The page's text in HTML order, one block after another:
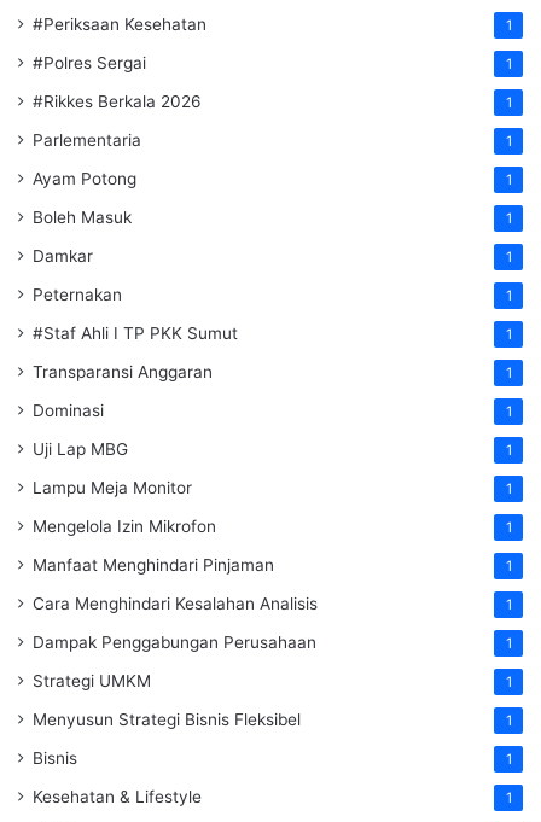
#Periksaan Kesehatan 1
#Polres Sergai 1
#Rikkes Berkala 2026 1
Parlementaria 1
Ayam Potong 1
Boleh Masuk 1
Damkar 1
Peternakan 1
#Staf Ahli I TP PKK Sumut 1
Transparansi Anggaran 1
Dominasi 1
Uji Lap MBG 1
Lampu Meja Monitor 1
Mengelola Izin Mikrofon 1
Manfaat Menghindari Pinjaman 1
Cara Menghindari Kesalahan Analisis 1
Dampak Penggabungan Perusahaan 1
Strategi UMKM 1
Menyusun Strategi Bisnis Fleksibel 1
Bisnis 1
Kesehatan & Lifestyle 1